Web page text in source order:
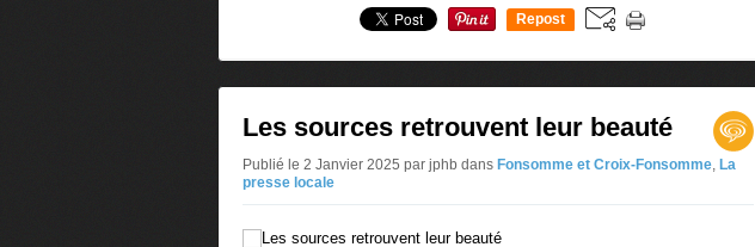
Repost
Les sources retrouvent leur beauté
Publié le 2 Janvier 2025 par jphb dans Fonsomme et Croix-Fonsomme, La
presse locale